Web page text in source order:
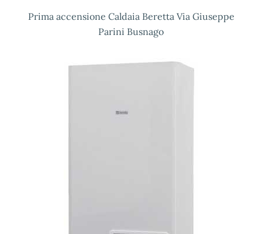
Prima accensione Caldaia Beretta Via Giuseppe
Parini Busnago